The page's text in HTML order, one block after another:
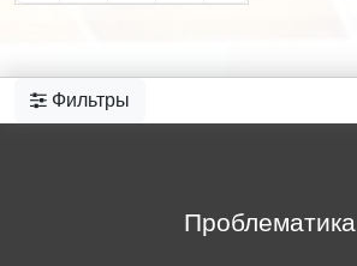
Фильтры
Проблематика